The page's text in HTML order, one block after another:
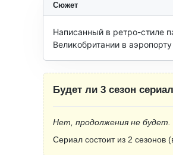
Сюжет
Написанный в ретро-стиле
Великобритании в
Будет ли 3 сезон
Нет, продолжения не
Сериал состоит из 2 сезонов